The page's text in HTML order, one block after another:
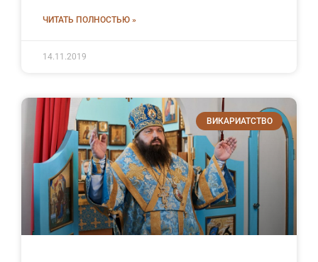
ЧИТАТЬ ПОЛНОСТЬЮ »
14.11.2019
ВИКАРИАТСТВО